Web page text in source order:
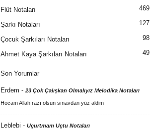
Flüt Notaları 469
Şarkı Notaları 127
Çocuk Şarkıları Notaları 98
Ahmet Kaya Şarkıları Notaları 49
Son Yorumlar
Erdem - 23 Çok Çalışkan Olmalıyız Melodika Notaları
Hocam Allah razı olsun sınavdan yüz aldim
Leblebi - Uçurtmam Uçtu Notaları